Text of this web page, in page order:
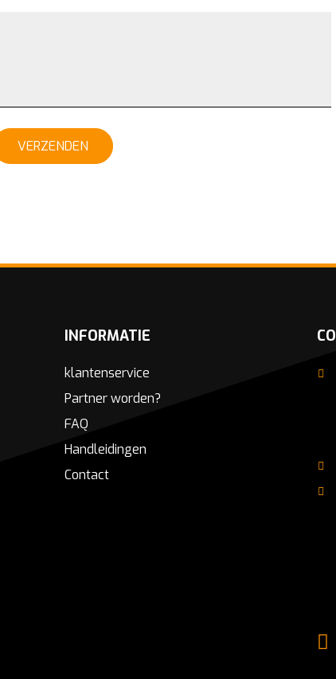
VERZENDEN
INFORMATIE
klantenservice
Partner worden?
FAQ
Handleidingen
Contact